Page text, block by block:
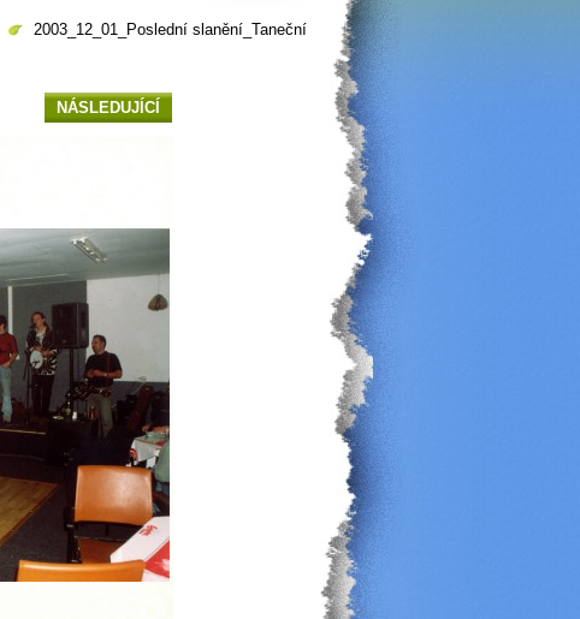
2003_12_01_Poslední slanění_Taneční
NÁSLEDUJÍCÍ